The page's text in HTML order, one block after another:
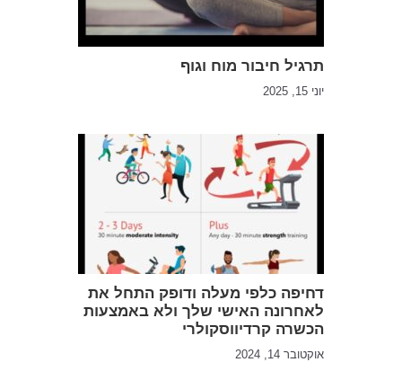
תרגיל חיבור מוח וגוף
יוני 15, 2025
דחיפה כלפי מעלה ודופק התחל את
לאחרונה האישי שלך ולא באמצעות
הכשרה קרדיווסקולרי
אוקטובר 14, 2024